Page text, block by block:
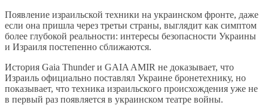
Появление израильской техники на украинском фронте, даже
если она пришла через третьи страны, выглядит как симптом
более глубокой реальности: интересы безопасности Украины
и Израиля постепенно сближаются.
История Gaia Thunder и GAIA AMIR не доказывает, что
Израиль официально поставлял Украине бронетехнику, но
показывает, что техника израильского происхождения уже не
в первый раз появляется в украинском театре войны.